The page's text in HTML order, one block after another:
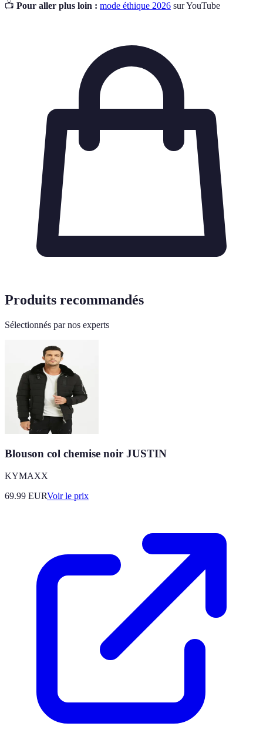
📺 Pour aller plus loin : mode éthique 2026 sur YouTube
Produits recommandés
Sélectionnés par nos experts
Blouson col chemise noir JUSTIN
KYMAXX
69.99 EURVoir le prix